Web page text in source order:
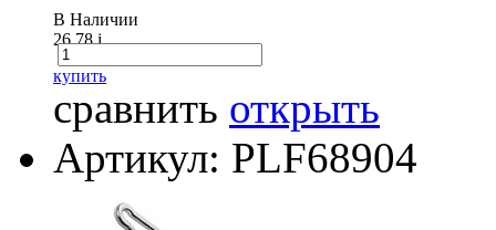
В Наличии
26.78i
купить
сравнить открыть
Артикул: PLF68904